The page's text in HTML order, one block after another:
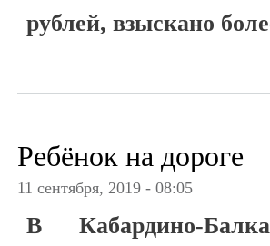
рублей, взыскано
Ребёнок на дороге
11 сентября, 2019 - 08:05
В Кабардино-